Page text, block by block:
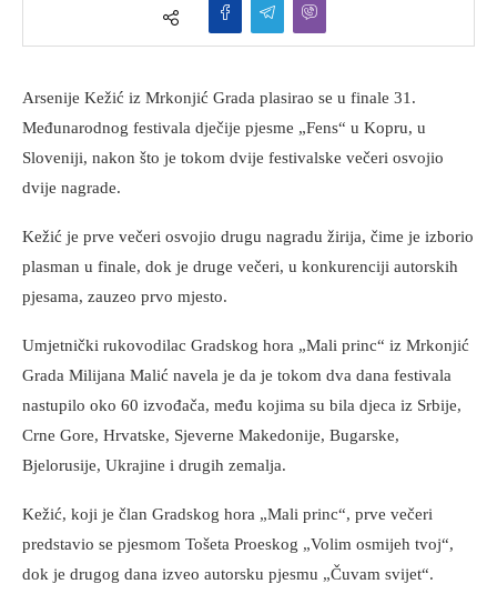
Arsenije Kežić iz Mrkonjić Grada plasirao se u finale 31.
Međunarodnog festivala dječije pjesme „Fens“ u Kopru, u
Sloveniji, nakon što je tokom dvije festivalske večeri osvojio
dvije nagrade.
Kežić je prve večeri osvojio drugu nagradu žirija, čime je izborio
plasman u finale, dok je druge večeri, u konkurenciji autorskih
pjesama, zauzeo prvo mjesto.
Umjetnički rukovodilac Gradskog hora „Mali princ“ iz Mrkonjić
Grada Milijana Malić navela je da je tokom dva dana festivala
nastupilo oko 60 izvođača, među kojima su bila djeca iz Srbije,
Crne Gore, Hrvatske, Sjeverne Makedonije, Bugarske,
Bjelorusije, Ukrajine i drugih zemalja.
Kežić, koji je član Gradskog hora „Mali princ“, prve večeri
predstavio se pjesmom Tošeta Proeskog „Volim osmijeh tvoj“,
dok je drugog dana izveo autorsku pjesmu „Čuvam svijet“.